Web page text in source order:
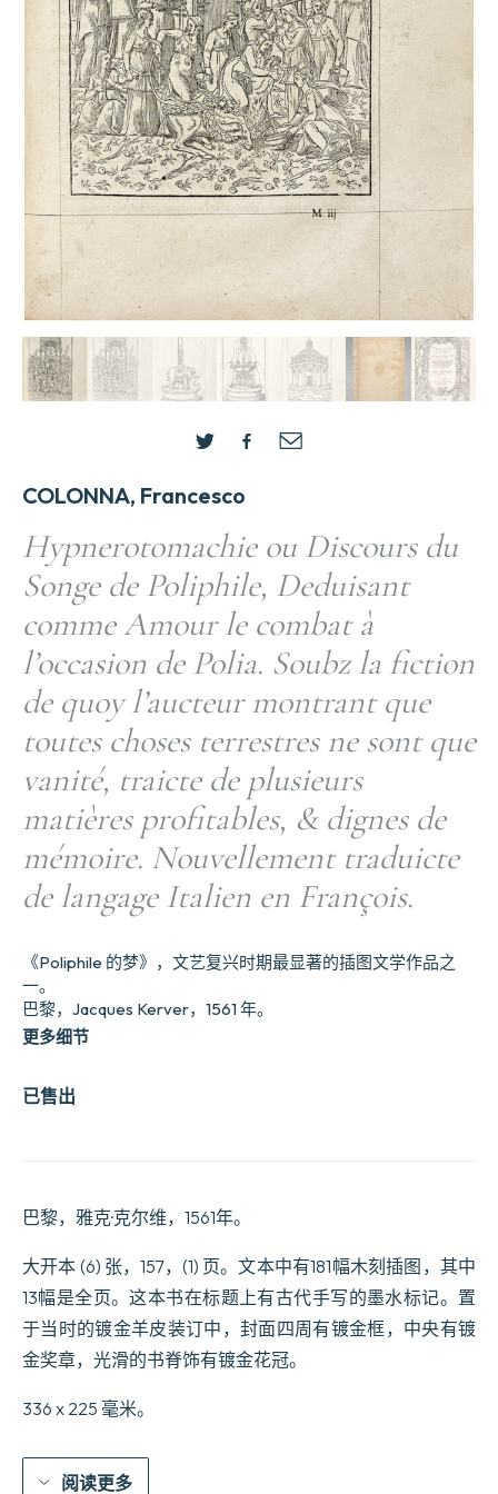
COLONNA, Francesco
Hypnerotomachie ou Discours du
Songe de Poliphile, Deduisant
comme Amour le combat à
l’occasion de Polia. Soubz la fiction
de quoy l’aucteur montrant que
toutes choses terrestres ne sont que
vanité, traicte de plusieurs
matières profitables, & dignes de
mémoire. Nouvellement traduicte
de langage Italien en François.
已售出
《Poliphile 的梦》，文艺复兴时期最显著的插图文学作品之
一。
巴黎，Jacques Kerver，1561 年。
更多细节
巴黎，雅克·克尔维，1561年。
大开本 (6) 张，157，(1) 页。文本中有181幅木刻插图，其中
13幅是全页。这本书在标题上有古代手写的墨水标记。置
于当时的镀金羊皮装订中，封面四周有镀金框，中央有镀
金奖章，光滑的书脊饰有镀金花冠。
336 x 225 毫米。
阅读更多